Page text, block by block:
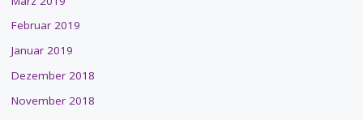
Februar 2019
Januar 2019
Dezember 2018
November 2018